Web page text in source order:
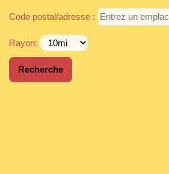
Code postal/adresse :
Rayon: